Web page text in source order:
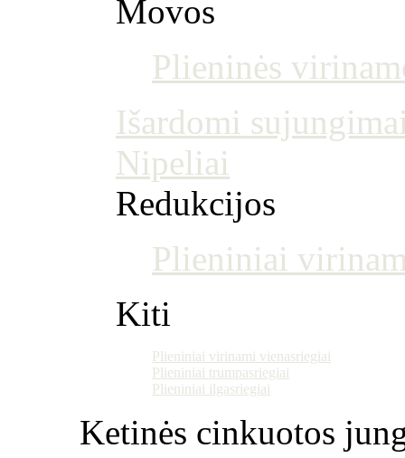
Movos
Plieninės
Išardomi
Nipeliai
Redukcijos
Plieniniai
Kiti
Plieniniai virinami vienasriegiai
Plieniniai trumpasriegiai
Plieniniai ilgasriegiai
Ketinės cinkuotos